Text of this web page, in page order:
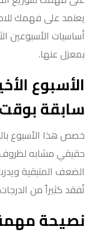
يعتمد على فهمك
أساسيات الأسبوعين
بمعزل عنها.
الأسبوع
سابقة
خصص هذا الأسبوع
حقيقي مشابه
الضعف المتبقية
تُفقد كثيراً من
نصيحة